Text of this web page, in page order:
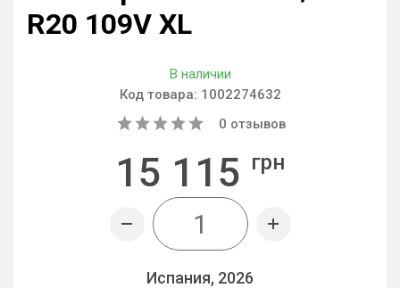
R20 109V XL
В наличии
Код товара: 1002274632
0 отзывов
15 115 грн
Испания, 2026